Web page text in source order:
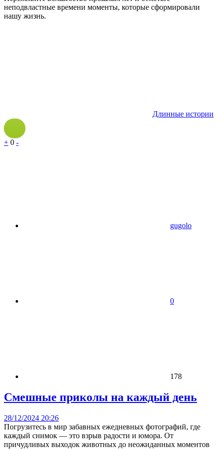
неподвластные времени моменты, которые сформировали
нашу жизнь.
Длинные истории
+ 0 -
gugolo
0
178
Смешные приколы на каждый день
28/12/2024 20:26
Погрузитесь в мир забавных ежедневных фотографий, где
каждый снимок — это взрыв радости и юмора. От
причудливых выходок животных до неожиданных моментов